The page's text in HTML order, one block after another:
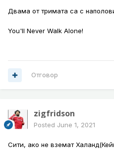
Двама от тримата са с
You'll Never Walk Alone!
Отговор
zigfridson
Posted June 1, 2021
Сити, ако не вземат